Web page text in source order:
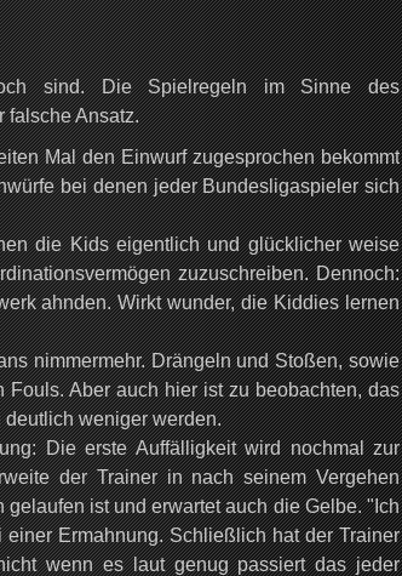
sind. Die Spielregeln im Sinne des
falsche Ansatz.
Mal den Einwurf zugesprochen bekommt
bei denen jeder Bundesligaspieler sich
die Kids eigentlich und glücklicher weise
zuzuschreiben. Dennoch:
ahnden. Wirkt wunder, die Kiddies lernen
nimmermehr. Drängeln und Stoßen, sowie
Aber auch hier ist zu beobachten, das
weniger werden.
Die erste Auffälligkeit wird nochmal zur
der Trainer in nach seinem Vergehen
ist und erwartet auch die Gelbe. "Ich
Ermahnung. Schließlich hat der Trainer
wenn es laut genug passiert das jeder